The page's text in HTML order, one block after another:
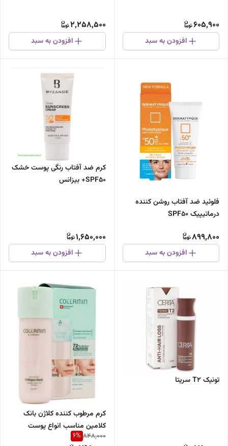
605,900
افزودن به سبد
2,258,500
افزودن به سبد
فلوئید ضد آفتاب روشن کننده
درماتیپیک SPF50
899,800
افزودن به سبد
کرم ضد آفتاب رنگی پوست خشک
SPF50+ بیزانس
1,650,000
افزودن به سبد
تونیک T2 سریتا
کرم مرطوب کننده کلاژن بانک
کلامین مناسب انواع پوست
848,000
6%